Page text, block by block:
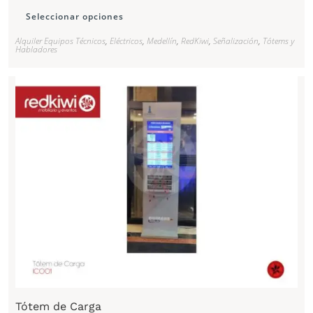
Seleccionar opciones
Alquiler Equipos Técnicos,Eléctricos,Medellín,RedKiwi,Señalización, Tótems y
Habladores
Tótem de Carga